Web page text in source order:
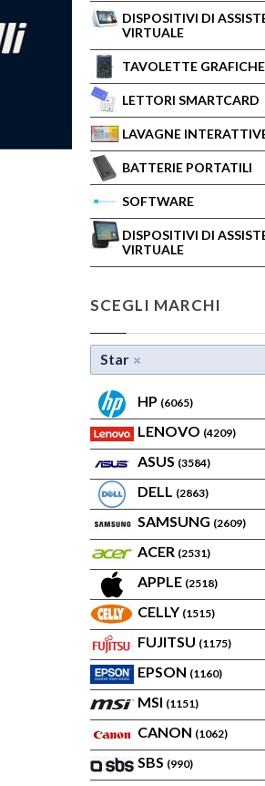
DISPOSITIVI DI
VIRTUALE
TAVOLETTE GRAFICHE
LETTORI SMARTCARD
LAVAGNE
BATTERIE PORTATILI
SOFTWARE
DISPOSITIVI DI
VIRTUALE
SCEGLI MARCHI
Star
HP (6065)
LENOVO (4209)
ASUS (3584)
DELL (2863)
SAMSUNG (2609)
ACER (2531)
APPLE (2518)
CELLY (1515)
FUJITSU (1175)
EPSON (1160)
MSI (1151)
CANON (1062)
SBS (990)